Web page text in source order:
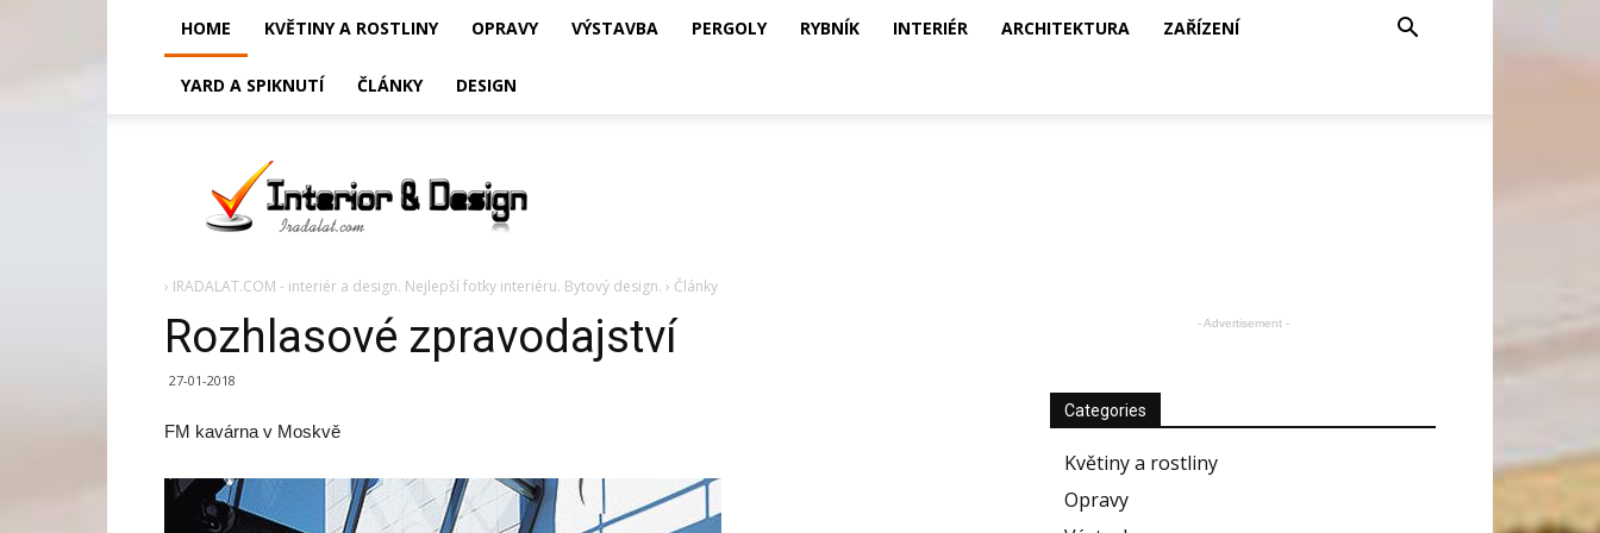
HOME KVĚTINY A ROSTLINY OPRAVY VÝSTAVBA PERGOLY RYBNÍK INTERIÉR ARCHITEKTURA ZAŘÍZENÍ
YARD A SPIKNUTÍ ČLÁNKY DESIGN
zpravodajství
› IRADALAT.COM - interiér a design. Nejlepší fotky interiéru. Bytový design. › Články
Rozhlasové zpravodajství
27-01-2018
FM kavárna v Moskvě
- Advertisement -
Categories
Květiny a rostliny
Opravy